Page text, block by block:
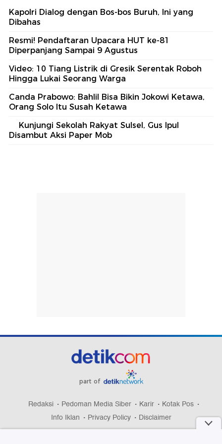
Kapolri Dialog dengan Bos-bos Buruh, Ini yang
Dibahas
Resmi! Pendaftaran Upacara HUT ke-81
Diperpanjang Sampai 9 Agustus
Video: 10 Tiang Listrik di Gresik Serentak Roboh
Hingga Lukai Seorang Warga
Canda Prabowo: Bahlil Bisa Bikin Jokowi Ketawa,
Orang Solo Itu Susah Ketawa
Kunjungi Sekolah Rakyat Sulsel, Gus Ipul
Disambut Aksi Paper Mob
part of
Redaksi Pedoman Media Siber Karir
Kotak Pos
Info Iklan
Privacy Policy Disclaimer